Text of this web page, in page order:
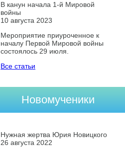
В канун начала 1-й Мировой
войны
10 августа 2023
Мероприятие приуроченное к
началу Первой Мировой войны
состоялось 29 июля.
Все статьи
Новомученики
Нужная жертва Юрия Новицкого
26 августа 2022